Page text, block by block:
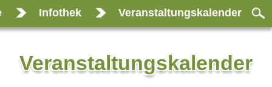
Infothek Veranstaltungskalender
Veranstaltungskalender